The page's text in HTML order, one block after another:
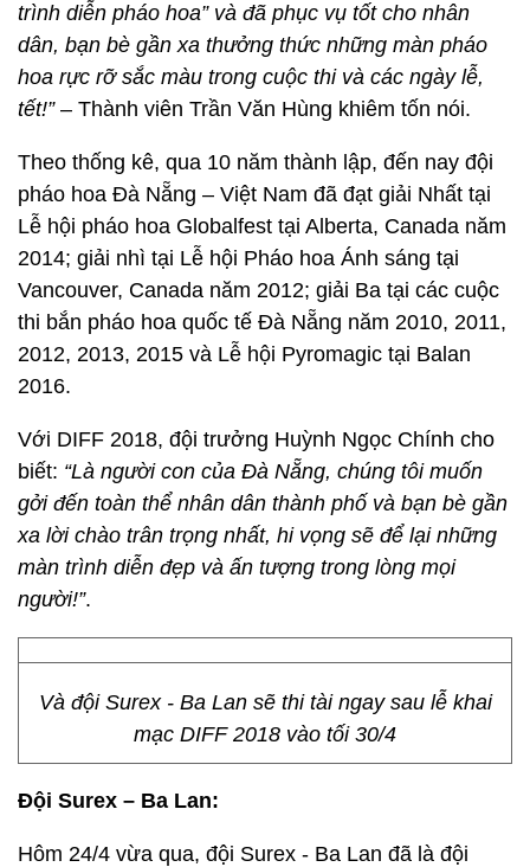
trình diễn pháo hoa” và đã phục vụ tốt cho nhân
dân, bạn bè gần xa thưởng thức những màn pháo
hoa rực rỡ sắc màu trong cuộc thi và các ngày lễ,
tết!”– Thành viên Trần Văn Hùng khiêm tốn nói.
Theo thống kê, qua 10 năm thành lập, đến nay đội
pháo hoa Đà Nẵng – Việt Nam đã đạt giải Nhất tại
Lễ hội pháo hoa Globalfest tại Alberta, Canada năm
2014; giải nhì tại Lễ hội Pháo hoa Ánh sáng tại
Vancouver, Canada năm 2012; giải Ba tại các cuộc
thi bắn pháo hoa quốc tế Đà Nẵng năm 2010, 2011,
2012, 2013, 2015 và Lễ hội Pyromagic tại Balan
2016.
Với DIFF 2018, đội trưởng Huỳnh Ngọc Chính cho
biết: “Là người con của Đà Nẵng, chúng tôi muốn
gởi đến toàn thể nhân dân thành phố và bạn bè gần
xa lời chào trân trọng nhất, hi vọng sẽ để lại những
màn trình diễn đẹp và ấn tượng trong lòng mọi
người!”.
Và đội Surex - Ba Lan sẽ thi tài ngay sau lễ khai
mạc DIFF 2018 vào tối 30/4
Đội Surex – Ba Lan:
Hôm 24/4 vừa qua, đội Surex - Ba Lan đã là đội